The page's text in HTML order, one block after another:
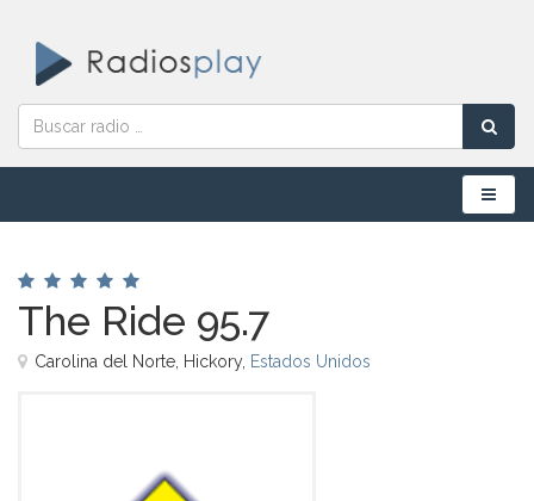
Menú
The Ride 95.7
Carolina del Norte, Hickory, Estados Unidos